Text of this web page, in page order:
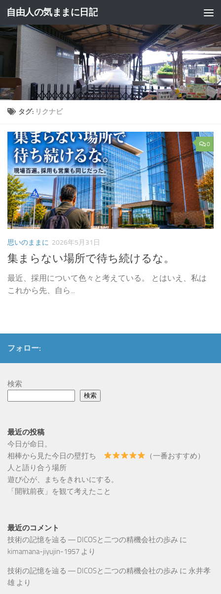
コンテンツへスキップ
自由人の気ままに日記
タグ: リクナビ
0
思いのままに 2026年5月31日
集まらない場所で待ち続けるな。
最近、採用について色々と考えている。 とはいえ、私は
これから先、自ら...
フォロー:
検索
検索
最近の投稿
今日が命日。
相棒から見た今日の壁打ち
（一番おすすめ）
人と語り合う場所
遊び心が、まちをきれいにする。
「開戦前夜」を観て考えたこと
最近のコメント
技術の記憶を辿る ― DICOSと二つの精機会社の歩み に
kimamana-jiyujin-1957 より
技術の記憶を辿る ― DICOSと二つの精機会社の歩み に 永井孝
雄 より